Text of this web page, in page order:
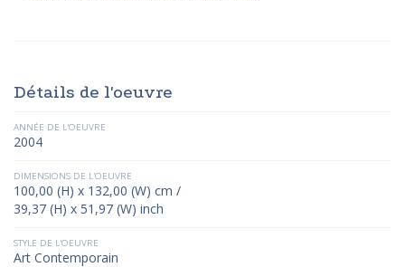
Détails de l'oeuvre
ANNÉE DE L'OEUVRE
2004
DIMENSIONS DE L'OEUVRE
100,00 (H) x 132,00 (W) cm /
39,37 (H) x 51,97 (W) inch
STYLE DE L'OEUVRE
Art Contemporain